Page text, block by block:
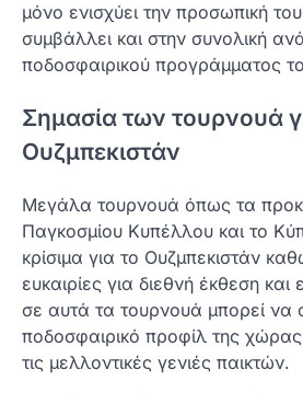
μόνο ενισχύει την προσωπική
συμβάλλει και στην συνολική
ποδοσφαιρικού προγράμματος
Σημασία των τουρνουά
Ουζμπεκιστάν
Μεγάλα τουρνουά όπως τα
Παγκοσμίου Κυπέλλου και το
κρίσιμα για το Ουζμπεκιστάν
ευκαιρίες για διεθνή έκθεση και
σε αυτά τα τουρνουά μπορεί να
ποδοσφαιρικό προφίλ της
τις μελλοντικές γενιές παικτών.